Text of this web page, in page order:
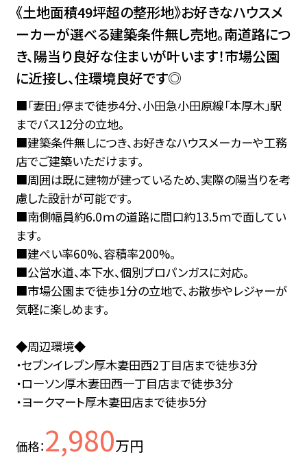
《土地面積49坪超の整形地》お好きなハウスメ
ーカーが選べる建築条件無し売地。南道路につ
き、陽当り良好な住まいが叶います！市場公園
に近接し、住環境良好です◎
■「妻田」停まで徒歩4分、小田急小田原線「本厚木」駅
までバス12分の立地。
■建築条件無しにつき、お好きなハウスメーカーや工務
店でご建築いただけます。
■周囲は既に建物が建っているため、実際の陽当りを考
慮した設計が可能です。
■南側幅員約6.0ｍの道路に間口約13.5ｍで面してい
ます。
■建ぺい率60%、容積率200%。
■公営水道、本下水、個別プロパンガスに対応。
■市場公園まで徒歩1分の立地で、お散歩やレジャーが
気軽に楽しめます。
◆周辺環境◆
・セブンイレブン厚木妻田西2丁目店まで徒歩3分
・ローソン厚木妻田西一丁目店まで徒歩3分
・ヨークマート厚木妻田店まで徒歩5分
価格 2,980万円